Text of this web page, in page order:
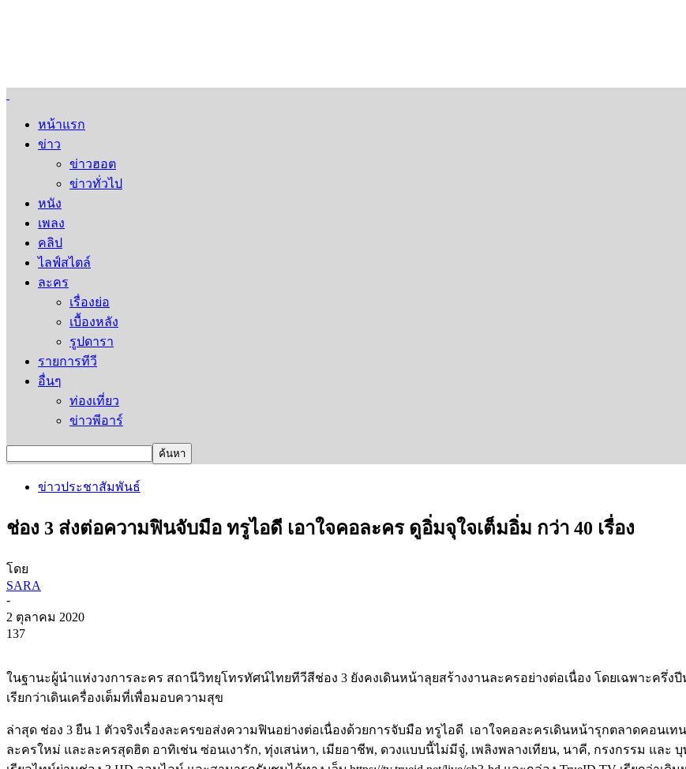
หน้าแรก
ข่าว
ข่าวฮอต
ข่าวทั่วไป
หนัง
เพลง
คลิป
ไลฟ์สไตล์
ละคร
เรื่องย่อ
เบื้องหลัง
รูปดารา
รายการทีวี
อื่นๆ
ท่องเที่ยว
ข่าวพีอาร์
ข่าวประชาสัมพันธ์
ช่อง 3 ส่งต่อความฟินจับมือ ทรูไอดี เอาใจคอละคร ดูอิ่มจุใจเต็มอิ่ม กว่า 40 เรื่อง
โดย
SARA
-
2 ตุลาคม 2020
137
ในฐานะผู้นำแห่งวงการละคร สถานีวิทยุโทรทัศน์ไทยทีวีสีช่อง 3 ยังคงเดินหน้าลุยสร้างงานละครอย่างต่อเนื่อง โดยเฉพาะครึ่ง
เรียกว่าเดินเครื่องเต็มที่เพื่อมอบความสุข
ล่าสุด ช่อง 3 ยืน 1 ตัวจริงเรื่องละครขอส่งความฟินอย่างต่อเนื่องด้วยการจับมือ ทรูไอดี เอาใจคอละครเดินหน้ารุกตลาดคอนเท
ละครใหม่ และละครสุดฮิต อาทิเช่น ซ่อนเงารัก, ทุ่งเสน่หา, เมียอาชีพ, ดวงแบบนี้ไม่มีจู๋, เพลิงพลางเทียน, นาคี, กรงกรรม และ บุ